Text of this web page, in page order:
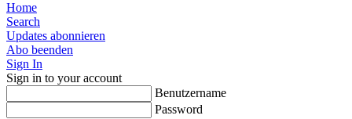
Home
Search
Updates abonnieren
Abo beenden
Sign In
Sign in to your account
Benutzername
Password